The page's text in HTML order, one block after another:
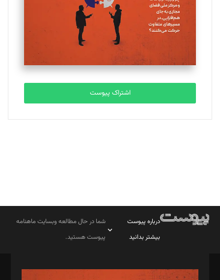
ملینا جعفری
تحریریه
مصطفی مسجدی آرانی
تحریریه
بابک نقاش
تحریریه
اشتراک پیوست
درباره پیوست
بیشتر بدانید
شما در حال مطالعه وبسایت ماهنامه
پیوست هستید.
مدیر مسئول: محمدباقر اثنی‌عشری